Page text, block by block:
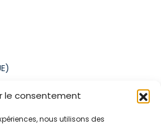
le consentement
nous utilisons des